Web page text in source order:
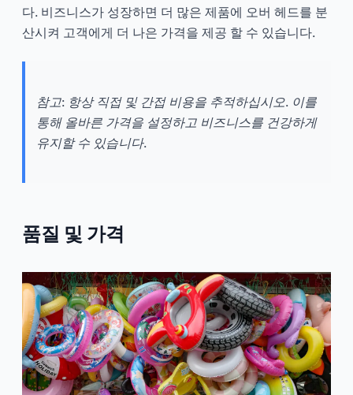
다. 비즈니스가 성장하면 더 많은 제품에 오버 헤드를 분
산시켜 고객에게 더 나은 가격을 제공 할 수 있습니다.
참고: 항상 직접 및 간접 비용을 추적하십시오. 이를
통해 올바른 가격을 설정하고 비즈니스를 건강하게
유지할 수 있습니다.
품질 및 가격